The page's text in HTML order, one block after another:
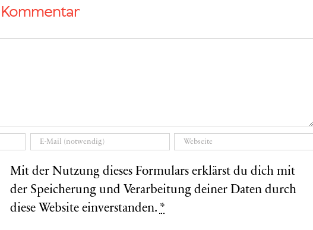
Mit der Nutzung dieses Formulars erklärst du dich mit
der Speicherung und Verarbeitung deiner Daten durch
diese Website einverstanden. *